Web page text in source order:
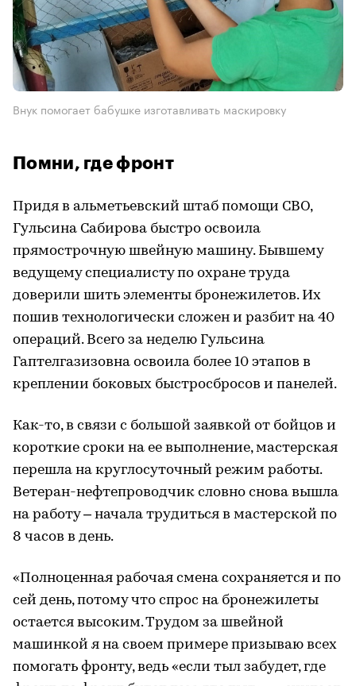
Внук помогает бабушке изготавливать маскировку
Помни, где фронт
Придя в альметьевский штаб помощи СВО,
Гульсина Сабирова быстро освоила
прямострочную швейную машину. Бывшему
ведущему специалисту по охране труда
доверили шить элементы бронежилетов. Их
пошив технологически сложен и разбит на 40
операций. Всего за неделю Гульсина
Гаптелгазизовна освоила более 10 этапов в
креплении боковых быстросбросов и панелей.
Как-то, в связи с большой заявкой от бойцов и
короткие сроки на ее выполнение, мастерская
перешла на круглосуточный режим работы.
Ветеран-нефтепроводчик словно снова вышла
на работу – начала трудиться в мастерской по
8 часов в день.
«Полноценная рабочая смена сохраняется и по
сей день, потому что спрос на бронежилеты
остается высоким. Трудом за швейной
машинкой я на своем примере призываю всех
помогать фронту, ведь «если тыл забудет, где